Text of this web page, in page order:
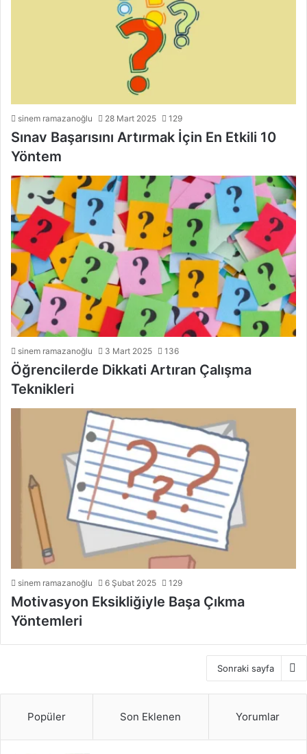
sinem ramazanoğlu 28 Mart 2025 129
Sınav Başarısını Artırmak İçin En Etkili 10
Yöntem
sinem ramazanoğlu 3 Mart 2025 136
Öğrencilerde Dikkati Artıran Çalışma
Teknikleri
sinem ramazanoğlu 6 Şubat 2025 129
Motivasyon Eksikliğiyle Başa Çıkma
Yöntemleri
Sonraki sayfa
Popüler Son Eklenen Yorumlar